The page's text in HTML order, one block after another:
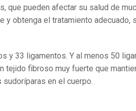
que pueden afectar su salud de
y obtenga el tratamiento adecuado,
y 33 ligamentos. Y al menos 50
tejido fibroso muy fuerte que
en el cuerpo.